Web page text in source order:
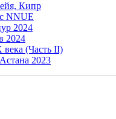
Кипр
NNUE
2024
2024
(Часть II)
2023